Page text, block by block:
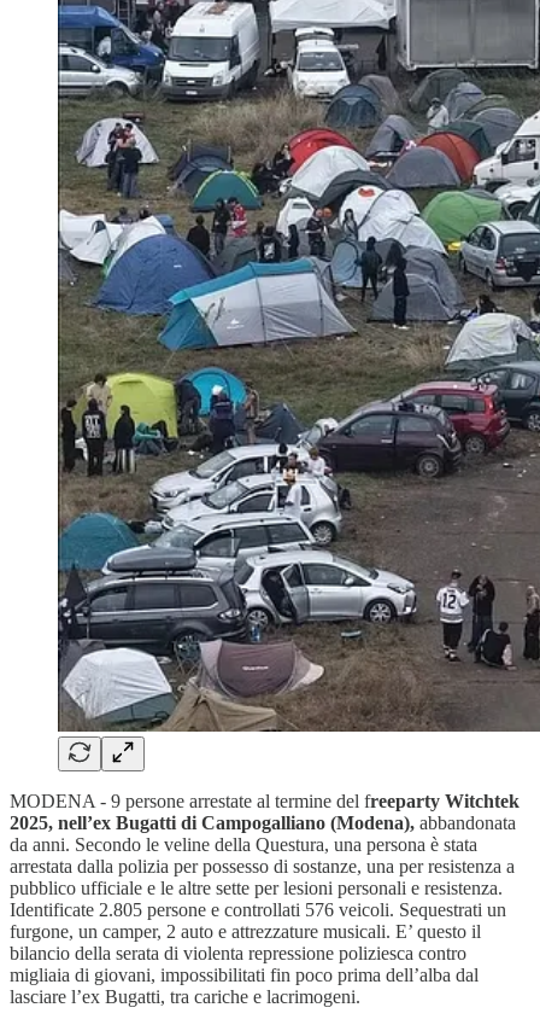
MODENA - 9 persone arrestate al termine del freeparty Witchtek
2025, nell’ex Bugatti di Campogalliano (Modena), abbandonata
da anni. Secondo le veline della Questura, una persona è stata
arrestata dalla polizia per possesso di sostanze, una per resistenza a
pubblico ufficiale e le altre sette per lesioni personali e resistenza.
Identificate 2.805 persone e controllati 576 veicoli. Sequestrati un
furgone, un camper, 2 auto e attrezzature musicali. E’ questo il
bilancio della serata di violenta repressione poliziesca contro
migliaia di giovani, impossibilitati fin poco prima dell’alba dal
lasciare l’ex Bugatti, tra cariche e lacrimogeni.